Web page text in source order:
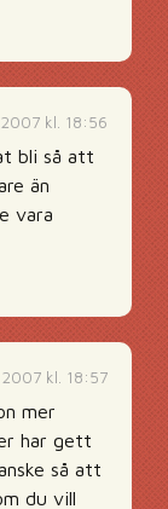
kl. 18:56
bli så att
än
vara
2007 kl. 18:57
mer
har gett
så att
du vill